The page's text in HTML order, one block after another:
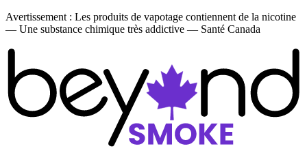
Avertissement : Les produits de vapotage contiennent de la nicotine
— Une substance chimique très addictive — Santé Canada